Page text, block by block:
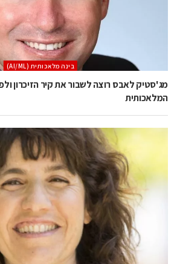
בינה מלאכותית (AI/ML)
מג'סטיק לאבס רוצה לשבור את קיר הזיכרון
המלאכותית